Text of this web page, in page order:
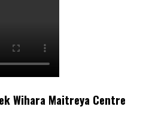
Wihara Maitreya Centre